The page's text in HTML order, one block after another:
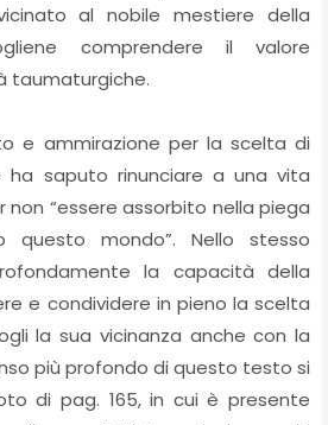
al nobile mestiere della
comprendere il valore
taumaturgiche.
e ammirazione per la scelta di
ha saputo rinunciare a una vita
“essere assorbito nella piega
questo mondo”. Nello stesso
la capacità della
e condividere in pieno la scelta
la sua vicinanza anche con la
più profondo di questo testo si
di pag. 165, in cui è presente